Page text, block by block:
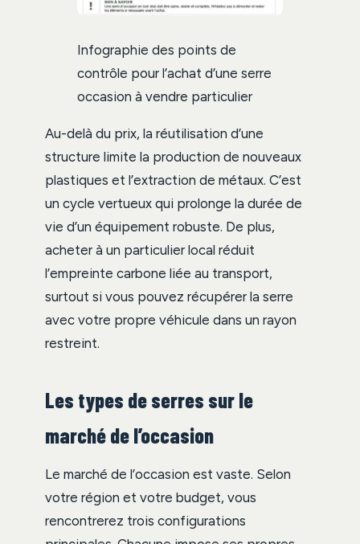
Infographie des points de
contrôle pour l’achat d’une serre
occasion à vendre particulier
Au-delà du prix, la réutilisation d’une
structure limite la production de nouveaux
plastiques et l’extraction de métaux. C’est
un cycle vertueux qui prolonge la durée de
vie d’un équipement robuste. De plus,
acheter à un particulier local réduit
l’empreinte carbone liée au transport,
surtout si vous pouvez récupérer la serre
avec votre propre véhicule dans un rayon
restreint.
Les types de serres sur le
marché de l’occasion
Le marché de l’occasion est vaste. Selon
votre région et votre budget, vous
rencontrerez trois configurations